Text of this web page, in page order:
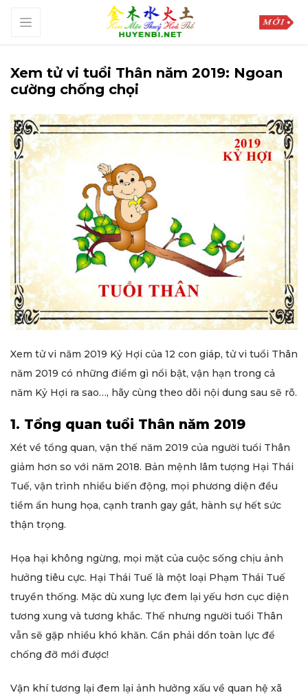
Xem tử vi tuổi Thân năm 2019: Ngoan
cường chống chọi
Xem tử vi năm 2019 Kỷ Hợi của 12 con giáp, tử vi tuổi Thân
năm 2019 có những điểm gì nổi bật, vận hạn trong cả
năm Kỷ Hợi ra sao…, hãy cùng theo dõi nội dung sau sẽ rõ.
1. Tổng quan tuổi Thân năm 2019
Xét về tổng quan, vận thế năm 2019 của người tuổi Thân
giảm hơn so với năm 2018. Bản mệnh lâm tượng Hại Thái
Tuế, vận trình nhiều biến động, mọi phương diện đều
tiềm ẩn hung họa, cạnh tranh gay gắt, hành sự hết sức
thận trọng.
Họa hại không ngừng, mọi mặt của cuộc sống chịu ảnh
hưởng tiêu cực. Hại Thái Tuế là một loại Phạm Thái Tuế
truyền thống. Mặc dù xung lực đem lại yếu hơn cục diện
tương xung và tương khắc. Thế nhưng người tuổi Thân
vẫn sẽ gặp nhiều khó khăn. Cần phải dồn toàn lực để
chống đỡ mới được!
Vận khí tương lại đem lại ảnh hưởng xấu về quan hệ xã